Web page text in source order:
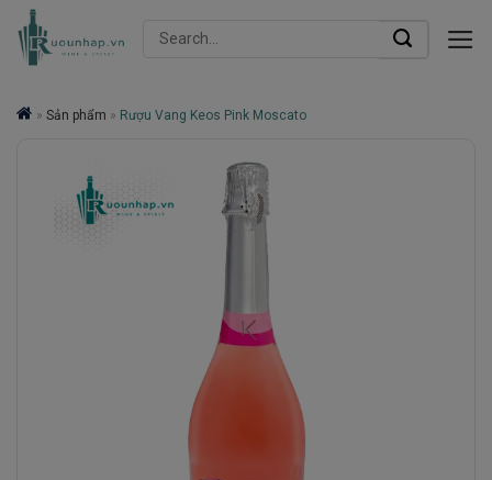
Skip
Search
» Sản phẩm » Rượu Vang Keos Pink Moscato